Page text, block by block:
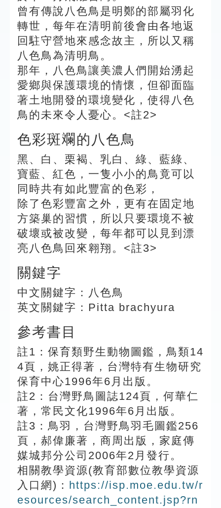
曾有傳說八色鳥是明鄭的部屬羽化
轉世，每年在清明前後會由各地返
回駐守營地來感念故主，所以又稱
八色鳥為清明鳥。
那年，八色鳥讓美濃人們開始湧起
愛鄉與保護環境的情懷，但卻面臨
著土地開發的環境變化，使得八色
鳥的未來令人憂心。<註2>
色彩斑斕的八色鳥
黑、白、栗褐、乳白、綠、藍綠、
寶藍、紅色，一隻小小的鳥竟可以
同時共有如此豐富的色彩，
除了色彩豐富之外，更有在固定地
方築巢的習慣，所以只要環境不被
破壞或被改變，每年都可以見到漂
亮八色鳥回來翱翔。<註3>
關鍵字
中文關鍵字：八色鳥
英文關鍵字：Pitta brachyura
參考書目
註1：保育類野生動物圖鑑，鳥類14
4頁，姚正得著，台灣特有生物研究
保育中心1996年6月出版。
註2：台灣野鳥圖誌124頁，何華仁
著，常民文化1996年6月出版。
註3：鳥羽，台灣野鳥羽毛圖鑑256
頁，郝偉廉著，商周出版，家庭傳
媒城邦分公司2006年2月發行。
相關教學資源(教育部數位教學資源
入口網)： https://isp.moe.edu.tw/r
esources/search_content.jsp?rn